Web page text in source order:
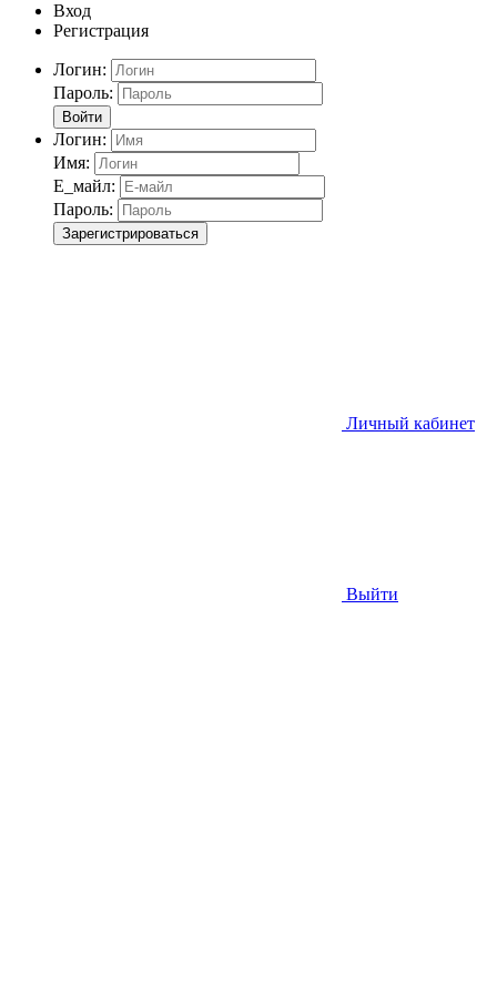
Вход
Регистрация
Логин:
Пароль:
Войти
Логин:
Имя:
Е_майл:
Пароль:
Зарегистрироваться
Личный кабинет
Выйти